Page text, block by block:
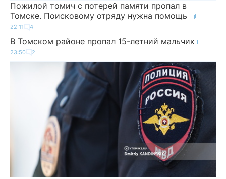
Пожилой томич с потерей памяти пропал в
Томске. Поисковому отряду нужна помощь
22:11 4
В Томском районе пропал 15-летний мальчик
23:50 2